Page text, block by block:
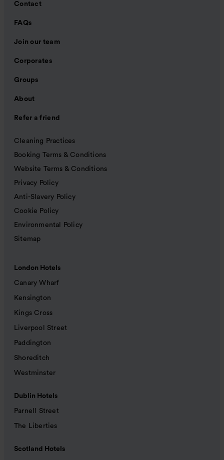
Contact
FAQs
Join our team
Corporates
Groups
About
Refer a friend
Cleaning Practices
Booking Terms & Conditions
Website Terms & Conditions
Privacy Policy
Anti-Slavery Policy
Cookie Policy
Environmental Policy
Sitemap
London Hotels
Canary Wharf
Kensington
Kings Cross
Liverpool Street
Paddington
Shoreditch
Westminster
Dublin Hotels
Parnell Street
The Liberties
Scotland Hotels